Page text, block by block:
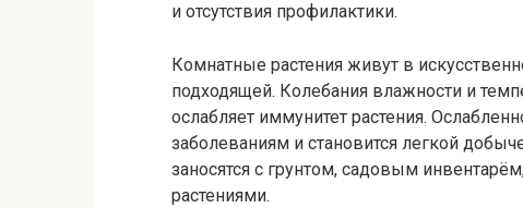
и отсутствия профилактики.
Комнатные растения живут в
подходящей. Колебания влажности и
ослабляет иммунитет растения.
заболеваниям и становится легкой
заносятся с грунтом, садовым
растениями.